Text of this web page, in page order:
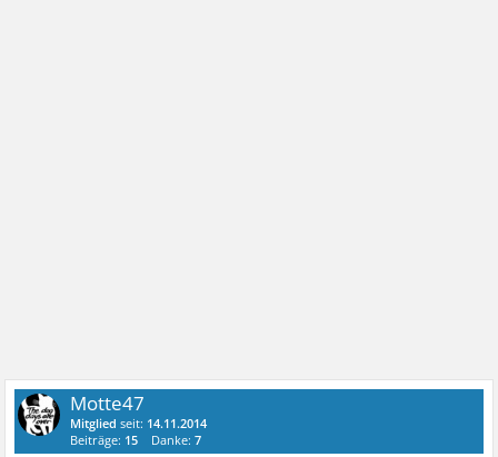
Motte47
Mitglied seit: 14.11.2014
Beiträge: 15 Danke:7